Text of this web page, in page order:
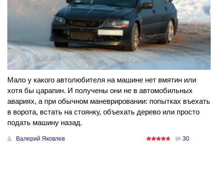
Мало у какого автолюбителя на машине нет вмятин или
хотя бы царапин. И получены они не в автомобильных
авариях, а при обычном маневрировании: попытках въехать
в ворота, встать на стоянку, объехать дерево или просто
подать машину назад.
Валерий Яковлев 30